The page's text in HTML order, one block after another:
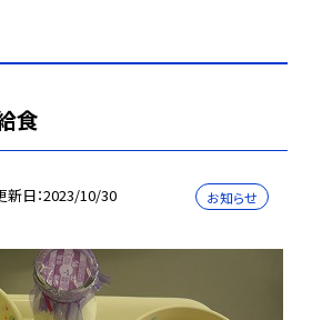
食
新日 2023/10/30 お知らせ